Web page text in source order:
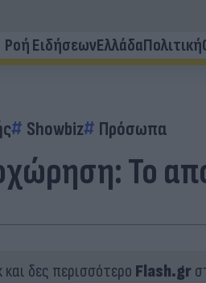
Ροή ΕιδήσεωνΕλλάδαΠολιτική
Showbiz Πρόσωπα
Το
και δες περισσότερο Flash.gr